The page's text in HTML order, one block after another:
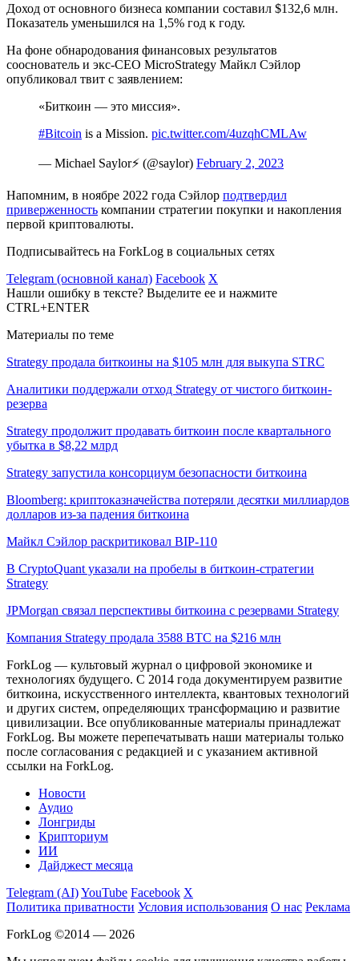
Доход от основного бизнеса компании составил $132,6 млн.
Показатель уменьшился на 1,5% год к году.
На фоне обнародования финансовых результатов
сооснователь и экс-CEO MicroStrategy Майкл Сэйлор
опубликовал твит с заявлением:
«Биткоин — это миссия».
#Bitcoin is a Mission. pic.twitter.com/4uzqhCMLAw
— Michael Saylor⚡️ (@saylor) February 2, 2023
Напомним, в ноябре 2022 года Сэйлор подтвердил
приверженность компании стратегии покупки и накопления
первой криптовалюты.
Подписывайтесь на ForkLog в социальных сетях
Telegram (основной канал) Facebook X
Нашли ошибку в тексте? Выделите ее и нажмите
CTRL+ENTER
Материалы по теме
Strategy продала биткоины на $105 млн для выкупа STRC
Аналитики поддержали отход Strategy от чистого биткоин-
резерва
Strategy продолжит продавать биткоин после квартального
убытка в $8,22 млрд
Strategy запустила консорциум безопасности биткоина
Bloomberg: криптоказначейства потеряли десятки миллиардов
долларов из-за падения биткоина
Майкл Сэйлор раскритиковал BIP-110
В CryptoQuant указали на пробелы в биткоин-стратегии
Strategy
JPMorgan связал перспективы биткоина с резервами Strategy
Компания Strategy продала 3588 BTC на $216 млн
ForkLog — культовый журнал о цифровой экономике и
технологиях будущего. С 2014 года документируем развитие
биткоина, искусственного интеллекта, квантовых технологий
и других систем, определяющих трансформацию и развитие
цивилизации. Все опубликованные материалы принадлежат
ForkLog. Вы можете перепечатывать наши материалы только
после согласования с редакцией и с указанием активной
ссылки на ForkLog.
Новости
Аудио
Лонгриды
Крипториум
ИИ
Дайджест месяца
Telegram (AI)YouTube Facebook X
Политика приватности Условия использования О нас Реклама
ForkLog ©2014 — 2026